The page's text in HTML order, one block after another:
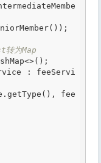
为Map
: feeServi